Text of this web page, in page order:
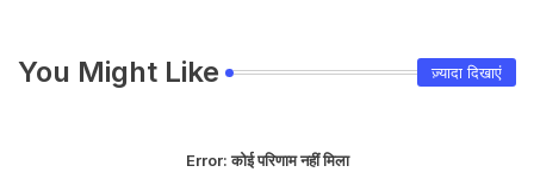
You Might Like ज़्यादा दिखाएं
Error:कोई परिणाम नहीं मिला